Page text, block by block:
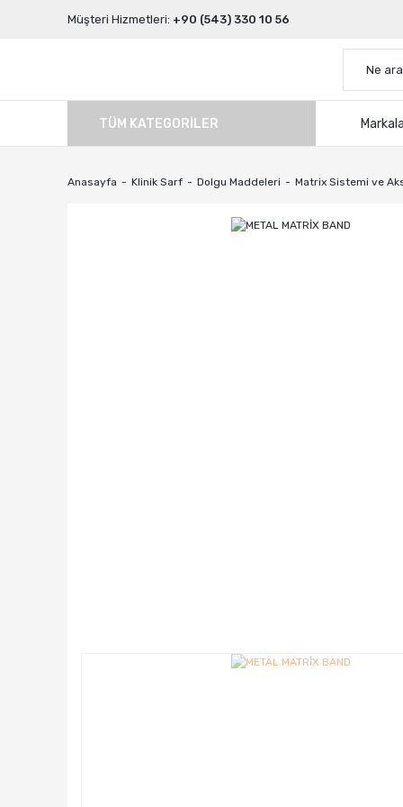
Müşteri Hizmetleri: +90 (543) 330 10 56
TÜM KATEGORILER
Anasayfa Klinik Sarf Dolgu Maddeleri Matrix Sistemi ve